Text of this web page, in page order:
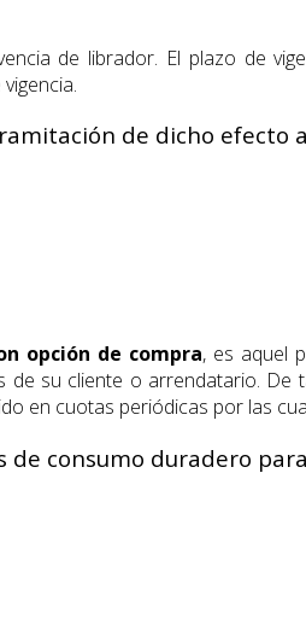
de librador. El plazo de
de dicho efecto
opción de compra, es aquel
su cliente o arrendatario.
en cuotas periódicas por las
de consumo duradero